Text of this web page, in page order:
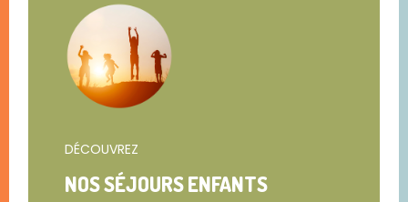
DÉCOUVREZ
NOS SÉJOURS ENFANTS